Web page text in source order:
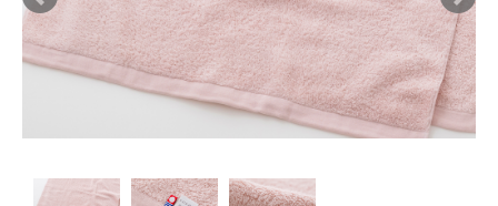
刺繍について